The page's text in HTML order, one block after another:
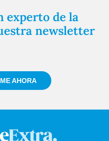
experto de la
newsletter
AHORA